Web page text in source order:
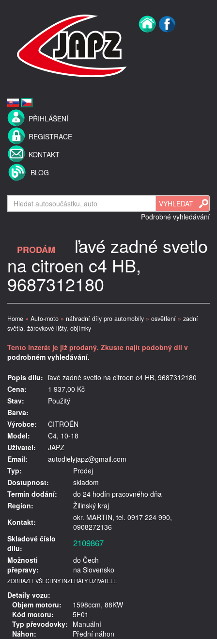
PŘIHLÁŠENÍ
REGISTRACE
KONTAKT
BLOG
Podrobné vyhledávání
PRODÁM ľavé zadné svetlo
na citroen c4 HB,
9687312180
Home » Auto-moto » náhradní díly pro automobily » osvětlení » zadní
světla, žárovkové lišty, objímky
Tento inzerát je již prodaný. Zkuste najít podobný díl v
podrobném vyhledávání.
Popis dílu: ľavé zadné svetlo na citroen c4 HB, 9687312180
Cena:
1 937,00 Kč
Stav:
Použitý
Barva:
Výrobce:
CITROËN
Model:
C4, 10-18
Uživatel:
JAPZ
Email:
autodielyjapz@gmail.com
Typ:
Prodej
Dostupnost:
skladom
Termín dodání:
do 24 hodín pracovného dňa
Region:
Žilinský kraj
Kontakt:
okr. MARTIN, tel. 0917 224 990,
0908272136
Skladové číslo
dílu:
2109867
Možnosti
přepravy:
do Čech
na Slovensko
ZOBRAZIT VŠECHNY INZERÁTY UŽIVATELE
Detaily vozu:
Objem motoru:
1598ccm, 88KW
Kód motoru:
5F01
Typ převodovky: Manuální
Náhon:
Přední náhon